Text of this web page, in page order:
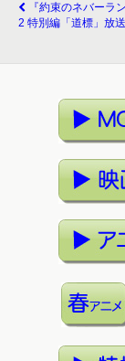
『約束のネバーラ
2 特別編「道標」放送